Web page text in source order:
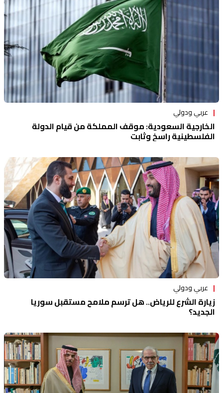
عربي ودولي
الخارجية السعودية: موقف المملكة من قيام الدولة
الفلسطينية راسخ وثابت
عربي ودولي
زيارة الشرع للرياض.. هل ترسم ملامح مستقبل سوريا
الجديد؟